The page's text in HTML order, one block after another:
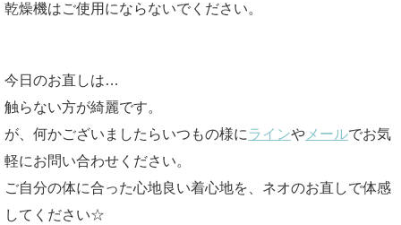
乾燥機はご使用にならないでください。
今日のお直しは…
触らない方が綺麗です。
が、何かございましたらいつもの様に ラインや メールでお気
軽にお問い合わせください。
ご自分の体に合った心地良い着心地を、ネオのお直しで体感
してください☆